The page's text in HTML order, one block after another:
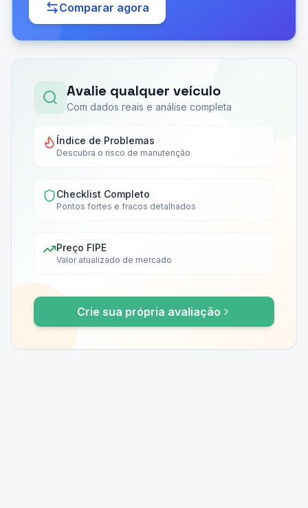
Comparar agora
Avalie qualquer veículo
Com dados reais e análise completa
Índice de Problemas
Descubra o risco de manutenção
Checklist Completo
Pontos fortes e fracos detalhados
Preço FIPE
Valor atualizado de mercado
Crie sua própria avaliação